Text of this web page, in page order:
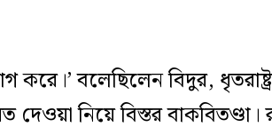
করে।’ বলেছিলেন বিদুর,
নিয়ে বিস্তর